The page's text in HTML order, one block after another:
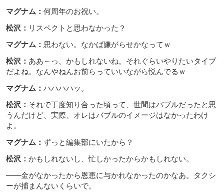
マグナム： 何周年のお祝い。
松沢： リスペクトと思わなかった？
マグナム： 思わない。なかば嫌がらせかなってｗ
松沢： ああ～っ、かもしれないね。それぐらいやりたいタイプ
だよね。なんやねんお前らっていいながら悦んでるｗ
マグナム： ハハハハッ。
松沢： それで丁度知り合った頃って、世間はバブルだったと思
うんだけど、実際、オレはバブルのイメージはなかったわけ
よ。
マグナム： ずっと編集部にいたから？
松沢： かもしれないし、忙しかったからかもしれない。
――金がなかったから恩恵に与かれなかったのかなあ。タクシ
ーが捕まんないくらいで。